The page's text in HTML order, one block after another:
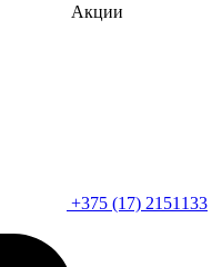
Акции
+375 (17) 2151133